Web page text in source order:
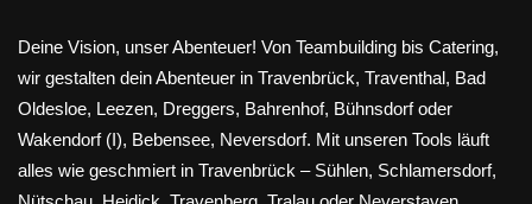
Deine Vision, unser Abenteuer! Von Teambuilding bis Catering,
wir gestalten dein Abenteuer in Travenbrück, Traventhal, Bad
Oldesloe, Leezen, Dreggers, Bahrenhof, Bühnsdorf oder
Wakendorf (I), Bebensee, Neversdorf. Mit unseren Tools läuft
alles wie geschmiert in Travenbrück – Sühlen, Schlamersdorf,